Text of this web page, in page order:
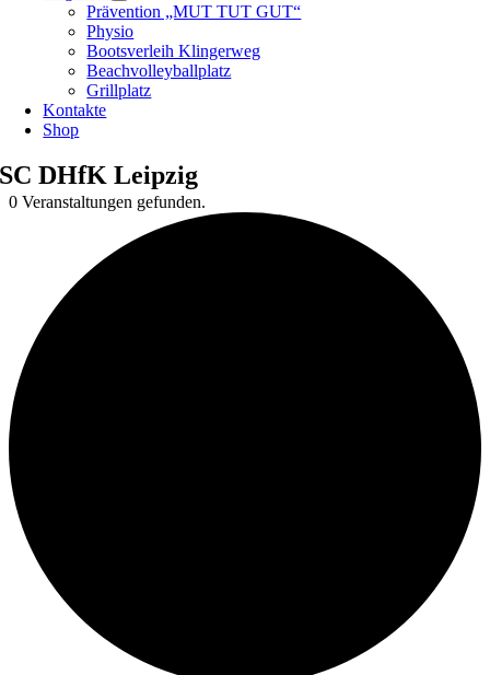
Prävention „MUT TUT GUT“
Physio
Bootsverleih Klingerweg
Beachvolleyballplatz
Grillplatz
Kontakte
Shop
SC DHfK Leipzig
0 Veranstaltungen gefunden.